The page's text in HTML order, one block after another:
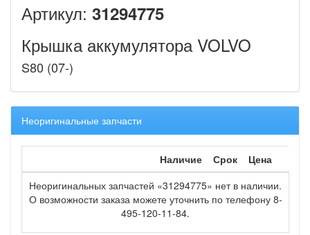
Артикул: 31294775
Крышка аккумулятора VOLVO
S80 (07-)
Неоригинальные запчасти
Наличие Срок
Цена
Неоригинальных запчастей «31294775» нет в наличии.
О возможности заказа можете уточнить по телефону 8-
495-120-11-84.